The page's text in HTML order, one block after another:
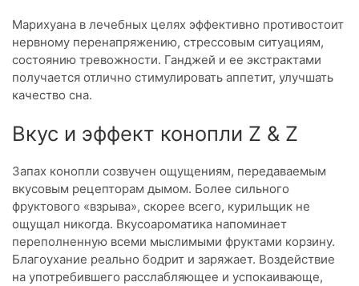
Марихуана в лечебных целях эффективно противостоит
нервному перенапряжению, стрессовым ситуациям,
состоянию тревожности. Ганджей и ее экстрактами
получается отлично стимулировать аппетит, улучшать
качество сна.
Вкус и эффект конопли Z & Z
Запах конопли созвучен ощущениям, передаваемым
вкусовым рецепторам дымом. Более сильного
фруктового «взрыва», скорее всего, курильщик не
ощущал никогда. Вкусоароматика напоминает
переполненную всеми мыслимыми фруктами корзину.
Благоухание реально бодрит и заряжает. Воздействие
на употребившего расслабляющее и успокаивающе,